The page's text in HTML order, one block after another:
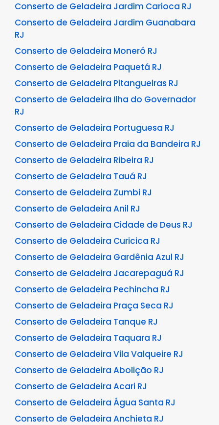
Conserto de Geladeira Jardim Carioca RJ
Conserto de Geladeira Jardim Guanabara
RJ
Conserto de Geladeira Moneró RJ
Conserto de Geladeira Paquetá RJ
Conserto de Geladeira Pitangueiras RJ
Conserto de Geladeira Ilha do Governador
RJ
Conserto de Geladeira Portuguesa RJ
Conserto de Geladeira Praia da Bandeira RJ
Conserto de Geladeira Ribeira RJ
Conserto de Geladeira Tauá RJ
Conserto de Geladeira Zumbi RJ
Conserto de Geladeira Anil RJ
Conserto de Geladeira Cidade de Deus RJ
Conserto de Geladeira Curicica RJ
Conserto de Geladeira Gardênia Azul RJ
Conserto de Geladeira Jacarepaguá RJ
Conserto de Geladeira Pechincha RJ
Conserto de Geladeira Praça Seca RJ
Conserto de Geladeira Tanque RJ
Conserto de Geladeira Taquara RJ
Conserto de Geladeira Vila Valqueire RJ
Conserto de Geladeira Abolição RJ
Conserto de Geladeira Acari RJ
Conserto de Geladeira Água Santa RJ
Conserto de Geladeira Anchieta RJ